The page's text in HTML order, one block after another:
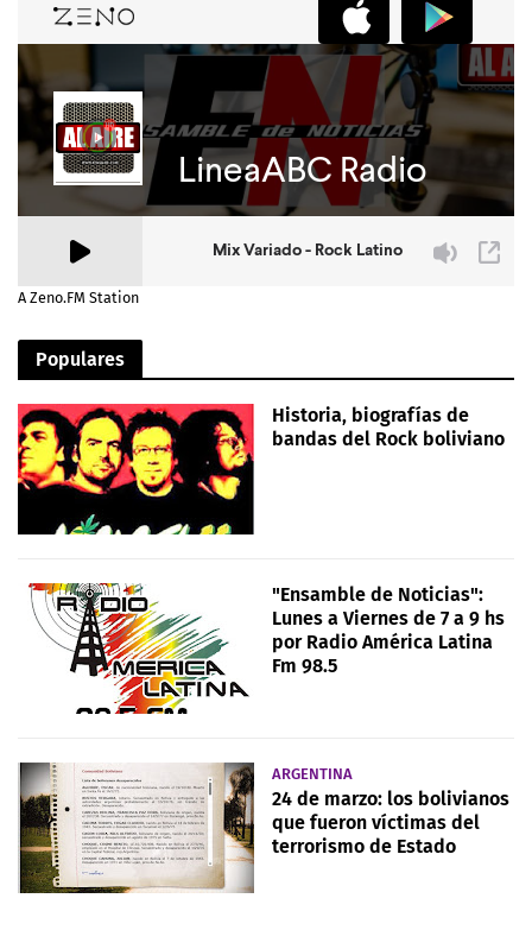
A Zeno.FM Station
Populares
Historia, biografías de
bandas del Rock boliviano
"Ensamble de Noticias":
Lunes a Viernes de 7 a 9 hs
por Radio América Latina
Fm 98.5
ARGENTINA
24 de marzo: los bolivianos
que fueron víctimas del
terrorismo de Estado